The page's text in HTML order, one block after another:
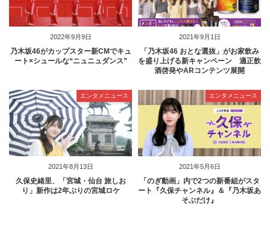
2022年9月9日
乃木坂46がカップスター新CMでキュ
ート×シュールな“ニュニュダンス”
2021年9月1日
「乃木坂46 おとな選抜」がお家飲み
を盛り上げる新キャンペーン 適正飲
酒啓発やARコンテンツ展開
2021年8月13日
エンタメニュース
久保史緒里、「宮城・仙台 旅しお
り」新作は2年ぶりの宮城ロケ
2021年5月6日
エンタメニュース
「のぎ動画」内で2つの新番組がスタ
ート『久保チャンネル』＆『乃木坂あ
そぶだけ』